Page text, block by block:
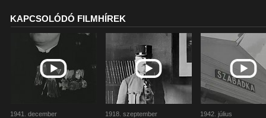
KAPCSOLÓDÓ FILMHÍREK
1941. december
1918. szeptember
1942. július